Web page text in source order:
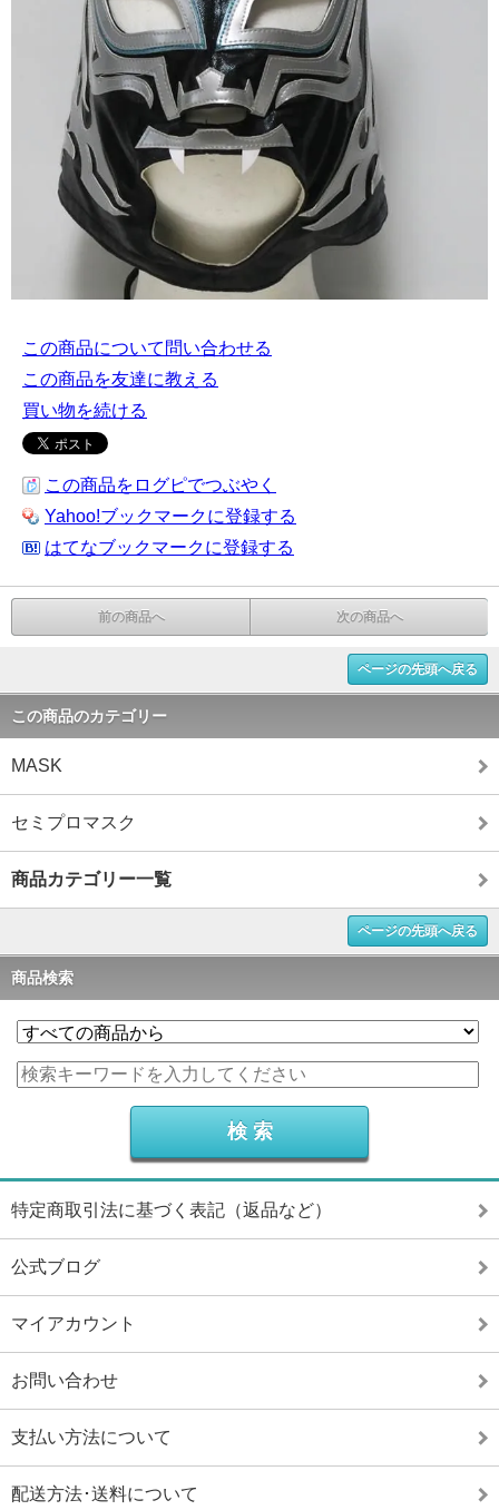
この商品について問い合わせる
この商品を友達に教える
買い物を続ける
この商品をログピでつぶやく
Yahoo!ブックマークに登録する
はてなブックマークに登録する
前の商品へ 次の商品へ
ページの先頭へ戻る
この商品のカテゴリー
MASK
セミプロマスク
商品カテゴリー一覧
ページの先頭へ戻る
商品検索
特定商取引法に基づく表記（返品など）
公式ブログ
マイアカウント
お問い合わせ
支払い方法について
配送方法･送料について